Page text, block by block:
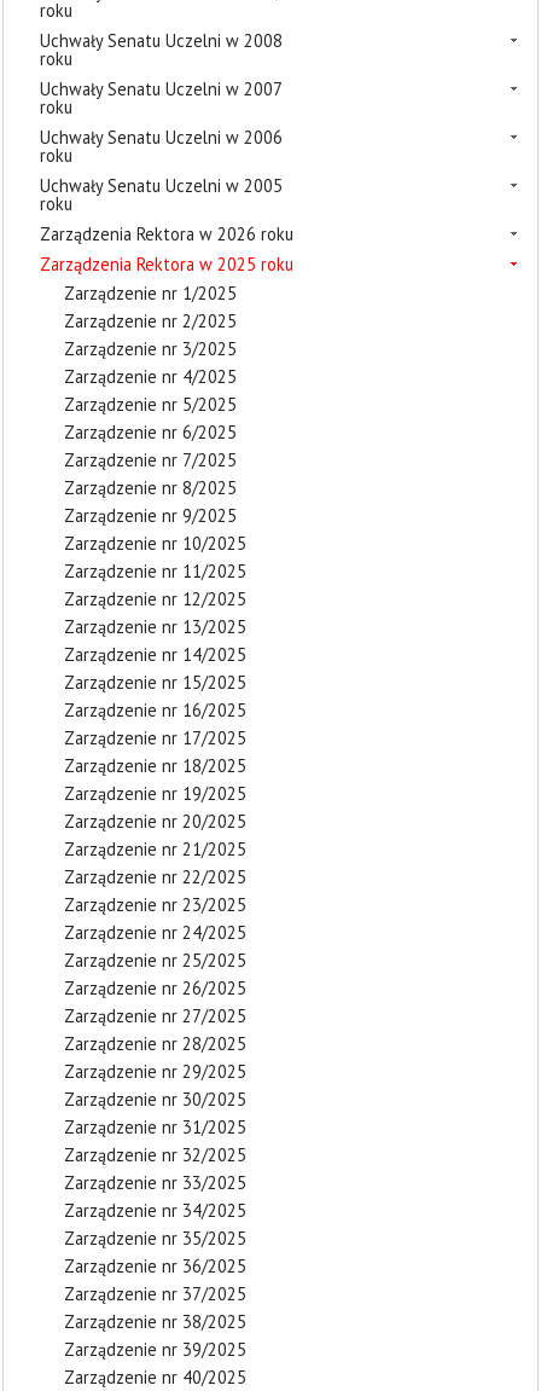
roku
Uchwały Senatu Uczelni w 2008
roku
Uchwały Senatu Uczelni w 2007
roku
Uchwały Senatu Uczelni w 2006
roku
Uchwały Senatu Uczelni w 2005
roku
Zarządzenia Rektora w 2026 roku
Zarządzenia Rektora w 2025 roku
Zarządzenie nr 1/2025
Zarządzenie nr 2/2025
Zarządzenie nr 3/2025
Zarządzenie nr 4/2025
Zarządzenie nr 5/2025
Zarządzenie nr 6/2025
Zarządzenie nr 7/2025
Zarządzenie nr 8/2025
Zarządzenie nr 9/2025
Zarządzenie nr 10/2025
Zarządzenie nr 11/2025
Zarządzenie nr 12/2025
Zarządzenie nr 13/2025
Zarządzenie nr 14/2025
Zarządzenie nr 15/2025
Zarządzenie nr 16/2025
Zarządzenie nr 17/2025
Zarządzenie nr 18/2025
Zarządzenie nr 19/2025
Zarządzenie nr 20/2025
Zarządzenie nr 21/2025
Zarządzenie nr 22/2025
Zarządzenie nr 23/2025
Zarządzenie nr 24/2025
Zarządzenie nr 25/2025
Zarządzenie nr 26/2025
Zarządzenie nr 27/2025
Zarządzenie nr 28/2025
Zarządzenie nr 29/2025
Zarządzenie nr 30/2025
Zarządzenie nr 31/2025
Zarządzenie nr 32/2025
Zarządzenie nr 33/2025
Zarządzenie nr 34/2025
Zarządzenie nr 35/2025
Zarządzenie nr 36/2025
Zarządzenie nr 37/2025
Zarządzenie nr 38/2025
Zarządzenie nr 39/2025
Zarządzenie nr 40/2025